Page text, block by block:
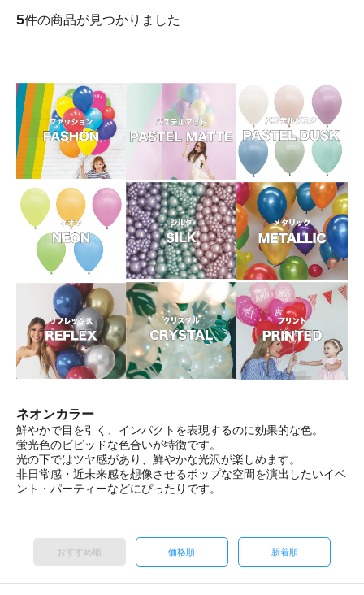
5件の商品が見つかりました
ネオンカラー
鮮やかで目を引く、インパクトを表現するのに効果的な色。
蛍光色のビビッドな色合いが特徴です。
光の下ではツヤ感があり、鮮やかな光沢が楽しめます。
非日常感・近未来感を想像させるポップな空間を演出したいイベ
ント・パーティーなどにぴったりです。
おすすめ順 価格順 新着順